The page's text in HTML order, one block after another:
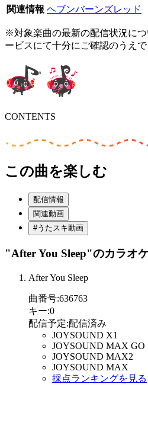
関連情報 ヘブンバーンズレッド
※対象楽曲の最新の配信状況に
ービスにて十分にご確認のうえで
CONTENTS
この曲を楽しむ
配信情報
関連動画
#うたスキ動画
"After You Sleep"のカラオ
After You Sleep
曲番号:636763
キー:0
配信予定:配信済み
JOYSOUND X1
JOYSOUND MAX GO
JOYSOUND MAX2
JOYSOUND MAX
採点ランキングを見る